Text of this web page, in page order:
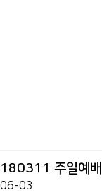
180311 주일예배
06-03